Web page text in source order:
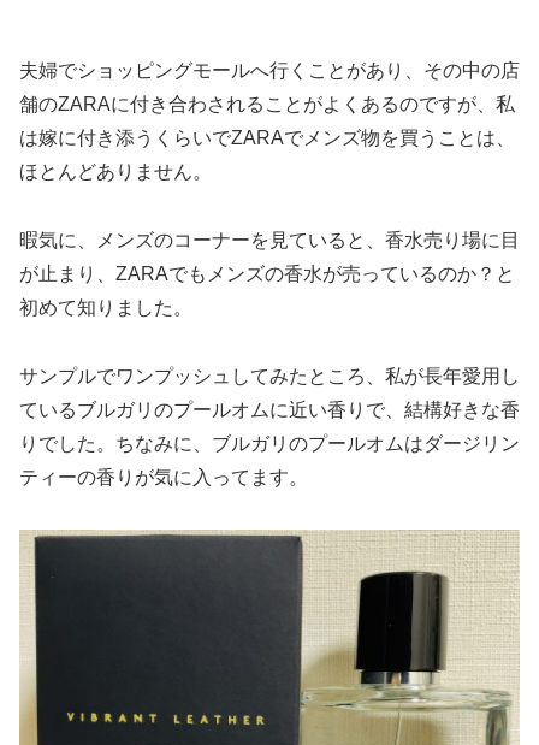
夫婦でショッピングモールへ行くことがあり、その中の店
舗のZARAに付き合わされることがよくあるのですが、私
は嫁に付き添うくらいでZARAでメンズ物を買うことは、
ほとんどありません。
暇気に、メンズのコーナーを見ていると、香水売り場に目
が止まり、ZARAでもメンズの香水が売っているのか？と
初めて知りました。
サンプルでワンプッシュしてみたところ、私が長年愛用し
ているブルガリのプールオムに近い香りで、結構好きな香
りでした。ちなみに、ブルガリのプールオムはダージリン
ティーの香りが気に入ってます。